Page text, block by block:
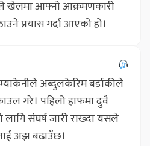
खेलमा आफ्नो आक्रमणकारी
प्रयास गर्दा आएको हो।
अब्दुलकेरिम बर्डाकीले
गरे। पहिलो हाफमा दुवै
लागि संघर्ष जारी राख्दा यसले
अझ बढाउँछ।